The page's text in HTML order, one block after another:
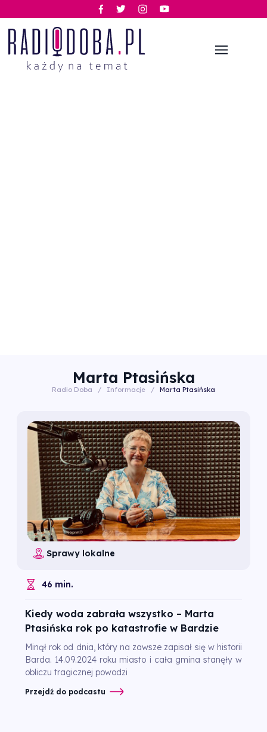
Marta Ptasińska
Radio Doba / Informacje / Marta Ptasińska
Sprawy lokalne
46 min.
Kiedy woda zabrała wszystko – Marta
Ptasińska rok po katastrofie w Bardzie
Minął rok od dnia, który na zawsze zapisał się w historii
Barda. 14.09.2024 roku miasto i cała gmina stanęły w
obliczu tragicznej powodzi
Przejdź do podcastu